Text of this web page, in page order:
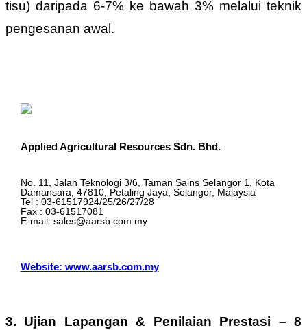
tisu) daripada 6-7% ke bawah 3% melalui teknik
pengesanan awal.
Applied Agricultural Resources Sdn. Bhd.
No. 11, Jalan Teknologi 3/6, Taman Sains Selangor 1, Kota
Damansara, 47810, Petaling Jaya, Selangor, Malaysia
Tel : 03-61517924/25/26/27/28
Fax : 03-61517081
E-mail: sales@aarsb.com.my
Website: www.aarsb.com.my
3. Ujian Lapangan & Penilaian Prestasi – 8